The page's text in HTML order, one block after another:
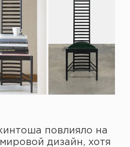
повлияло на
дизайн, хотя